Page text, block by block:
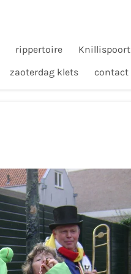
rippertoire Knillispoort
zaoterdag klets contact